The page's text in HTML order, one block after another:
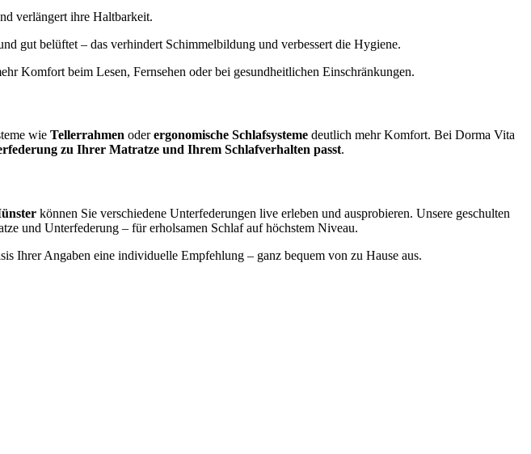
verlängert ihre Haltbarkeit.
gut belüftet – das verhindert Schimmelbildung und verbessert die Hygiene.
Komfort beim Lesen, Fernsehen oder bei gesundheitlichen Einschränkungen.
wie Tellerrahmen oderergonomische Schlafsysteme deutlich mehr Komfort. Bei Dorma Vita
zu Ihrer Matratze und Ihrem Schlafverhalten passt.
können Sie verschiedene Unterfederungen live erleben und ausprobieren. Unsere geschulten
und Unterfederung – für erholsamen Schlaf auf höchstem Niveau.
Ihrer Angaben eine individuelle Empfehlung – ganz bequem von zu Hause aus.